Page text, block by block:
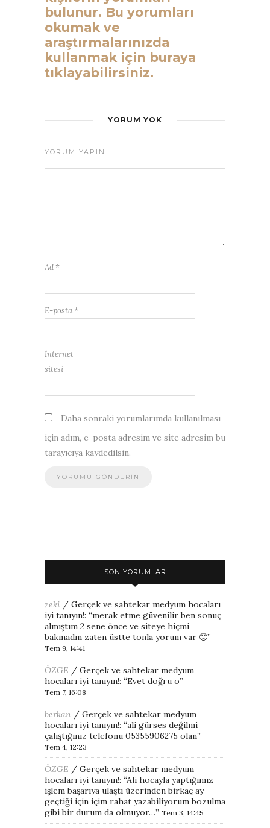
bulunur. Bu yorumları
okumak ve
araştırmalarınızda
kullanmak için buraya
tıklayabilirsiniz.
YORUM YOK
YORUM YAPIN
Ad *
E-posta *
İnternet
sitesi
Daha sonraki yorumlarımda kullanılması
için adım, e-posta adresim ve site adresim bu
tarayıcıya kaydedilsin.
SON YORUMLAR
zeki / Gerçek ve sahtekar medyum hocaları
iyi tanıyın!: “merak etme güvenilir ben sonuç
almıştım 2 sene önce ve siteye hiçmi
bakmadın zaten üstte tonla yorum var 🙂”
Tem 9, 14:41
ÖZGE / Gerçek ve sahtekar medyum
hocaları iyi tanıyın!: “Evet doğru o”
Tem 7, 16:08
berkan / Gerçek ve sahtekar medyum
hocaları iyi tanıyın!: “ali gürses değilmi
çalıştığınız telefonu 05355906275 olan”
Tem 4, 12:23
ÖZGE / Gerçek ve sahtekar medyum
hocaları iyi tanıyın!: “Ali hocayla yaptığımız
işlem başarıya ulaştı üzerinden birkaç ay
geçtiği için içim rahat yazabiliyorum bozulma
gibi bir durum da olmuyor…” Tem 3, 14:45